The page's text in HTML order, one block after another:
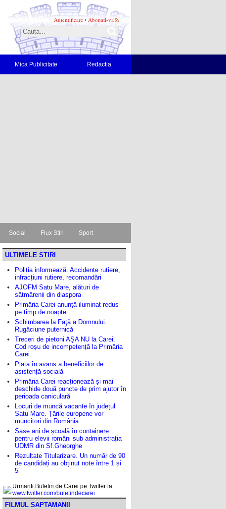
Autentificare • Abonati-va
Mica Publicitate Redactia
Social Flux Stiri Sport
ULTIMELE STIRI
Poliția informează. Accidente rutiere,
infracțiuni rutiere, recomandări
AJOFM Satu Mare, alături de
sătmărenii din diaspora
Primăria Carei anunță iluminat redus
pe timp de noapte
Schimbarea la Faţă a Domnului.
Rugăciune puternică
Treceri de pietoni AȘA NU la Carei.
Cod roșu de incompetență la Primăria
Carei
Plata în avans a beneficiilor de
asistență socială
Primăria Carei reacționează și mai
deschide două puncte de prim ajutor în
perioada caniculară
Locuri de muncă vacante în județul
Satu Mare. Țările europene vor
muncitori din România
Șase ani de școală în containere
pentru elevii români sub administrația
UDMR din Sf.Gheorghe
Rezultate Titularizare. Un număr de 90
de candidați au obținut note între 1 și
5
Urmariti Buletin de Carei pe Twitter la
www.twitter.com/buletindecarei
FILMUL SAPTAMANII